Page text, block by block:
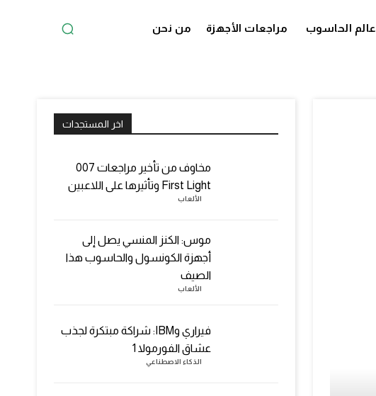
عالم الحاسوب مراجعات الأجهزة من نحن
اخر المستجدات
مخاوف من تأخير مراجعات 007
First Light وتأثيرها على اللاعبين
الألعاب
موس: الكنز المنسي يصل إلى
أجهزة الكونسول والحاسوب هذا
الصيف
الألعاب
فيراري وIBM: شراكة مبتكرة لجذب
عشاق الفورمولا 1
الذكاء الاصطناعي